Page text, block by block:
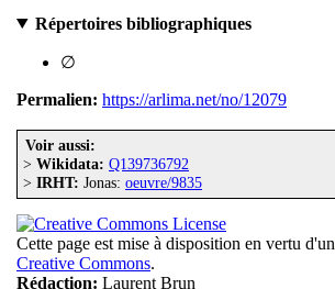
Répertoires bibliographiques
∅
Permalien: https://arlima.net/no/12079
Voir aussi:
> Wikidata: Q139736792
> IRHT: Jonas: oeuvre/9835
Cette page est mise à disposition en vertu d'un
Creative Commons.
Rédaction: Laurent Brun